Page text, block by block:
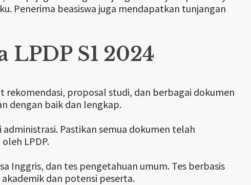
Penerima beasiswa juga mendapatkan tunjangan
LPDP S1 2024
proposal studi, dan berbagai dokumen
dengan baik dan lengkap.
Pastikan semua dokumen telah
LPDP.
Inggris, dan tes pengetahuan umum. Tes berbasis
dan potensi peserta.